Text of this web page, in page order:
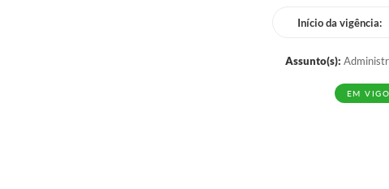
Início da vigência:
Assunto(s):
EM